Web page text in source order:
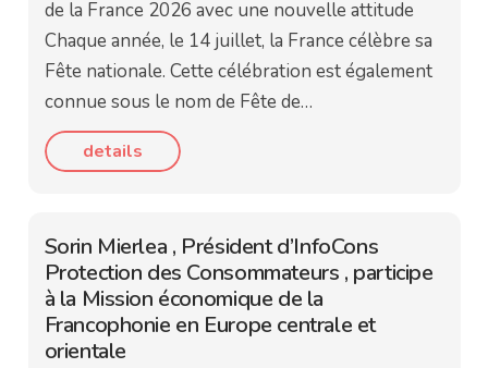
de la France 2026 avec une nouvelle attitude
Chaque année, le 14 juillet, la France célèbre sa
Fête nationale. Cette célébration est également
connue sous le nom de Fête de…
details
Sorin Mierlea , Président d’InfoCons
Protection des Consommateurs , participe
à la Mission économique de la
Francophonie en Europe centrale et
orientale